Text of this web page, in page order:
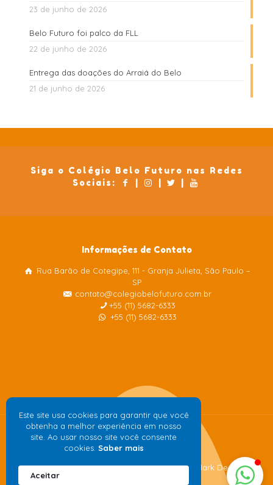
23 de junho de 2026
Belo Futuro foi palco da FLL
22 de junho de 2026
Entrega das doações do Arraiá do Belo
21 de junho de 2026
Siga o Colégio Belo Futuro nas Redes
Sociais:
| | |
Informações de Contato
Rua Barão de Cotegipe, 111 - Granja Julieta, São Paulo –
SP
contato@colegiobelofuturo.com.br
+55 (11) 5682-6333
+55 (11) 5682-6333
Este site usa cookies para garantir que você
obtenha a melhor experiência em nosso
site. Ao usar nosso site você consente
cookies. Saber mais
Aceitar
Desenvolvido pelaagência de publicidade Mark Design
Colégio Belo Futuro
Internacional